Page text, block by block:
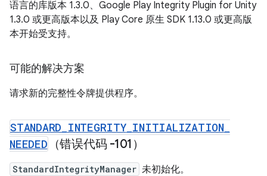
语言的库版本 1.3.0、Google Play Integrity Plugin for Unity
1.3.0 或更高版本以及 Play Core 原生 SDK 1.13.0 或更高版
本开始受支持。
可能的解决方案
请求新的完整性令牌提供程序。
STANDARD INTEGRITY_ INITIALIZATION
NEEDED （错误代码 -101）
StandardIntegrityManager 未初始化。